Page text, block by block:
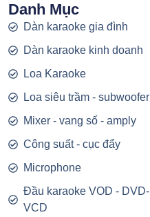
Danh Mục
Dàn karaoke gia đình
Dàn karaoke kinh doanh
Loa Karaoke
Loa siêu trầm - subwoofer
Mixer - vang số - amply
Công suất - cục đẩy
Microphone
Đầu karaoke VOD - DVD-
VCD